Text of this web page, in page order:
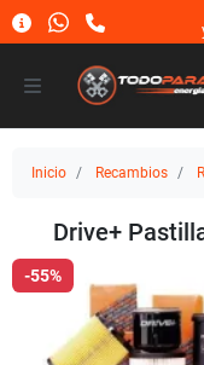
Inicio Recambios
Drive+
-55%